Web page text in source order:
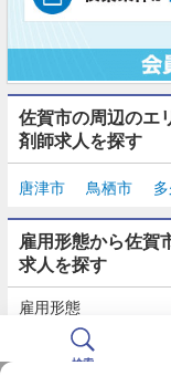
佐賀市の周辺のエ
剤師求人を探す
唐津市 鳥栖市
雇用形態から佐賀
求人を探す
雇用形態
契約社員
検索